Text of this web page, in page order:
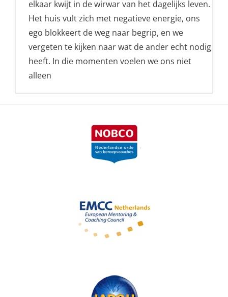
elkaar kwijt in de wirwar van het dagelijks leven.
Het huis vult zich met negatieve energie, ons
ego blokkeert de weg naar begrip, en we
vergeten te kijken naar wat de ander echt nodig
heeft. In die momenten voelen we ons niet
alleen